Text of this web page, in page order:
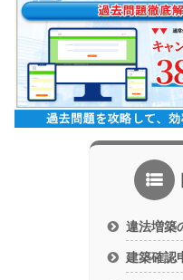
違法増築
建築確認